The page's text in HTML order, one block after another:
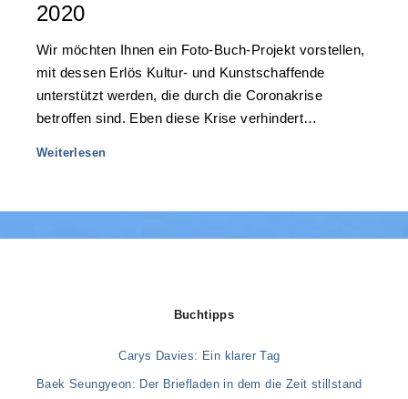
2020
Wir möchten Ihnen ein Foto-Buch-Projekt vorstellen,
mit dessen Erlös Kultur- und Kunstschaffende
unterstützt werden, die durch die Coronakrise
betroffen sind. Eben diese Krise verhindert…
Weiterlesen
Buchtipps
Carys Davies: Ein klarer Tag
Baek Seungyeon: Der Briefladen in dem die Zeit stillstand